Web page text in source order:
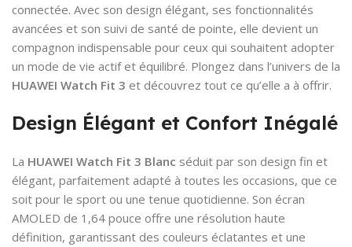
connectée. Avec son design élégant, ses fonctionnalités
avancées et son suivi de santé de pointe, elle devient un
compagnon indispensable pour ceux qui souhaitent adopter
un mode de vie actif et équilibré. Plongez dans l’univers de la
HUAWEI Watch Fit 3 et découvrez tout ce qu’elle a à offrir.
Design Élégant et Confort Inégalé
La HUAWEI Watch Fit 3 Blanc séduit par son design fin et
élégant, parfaitement adapté à toutes les occasions, que ce
soit pour le sport ou une tenue quotidienne. Son écran
AMOLED de 1,64 pouce offre une résolution haute
définition, garantissant des couleurs éclatantes et une